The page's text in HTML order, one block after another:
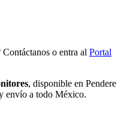
o entra al Portal
, disponible en Pendere
envío a todo México.